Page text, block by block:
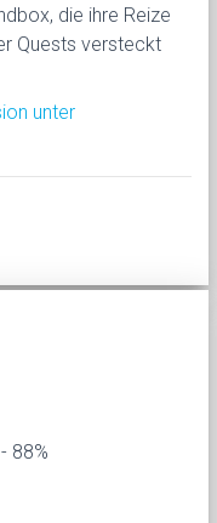
die ihre Reize
Quests versteckt
unter
- 88%